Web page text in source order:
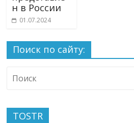
н в России
01.07.2024
Поиск по сайту:
TOSTR